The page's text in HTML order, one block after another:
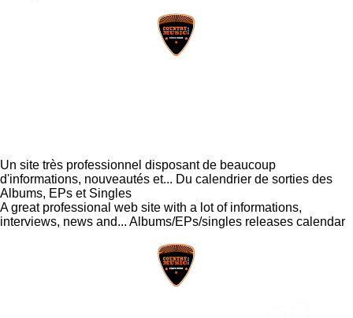
Un site très professionnel disposant de beaucoup
d'informations, nouveautés et... Du calendrier de sorties des
Albums, EPs et Singles
A great professional web site with a lot of informations,
interviews, news and... Albums/EPs/singles releases calendar